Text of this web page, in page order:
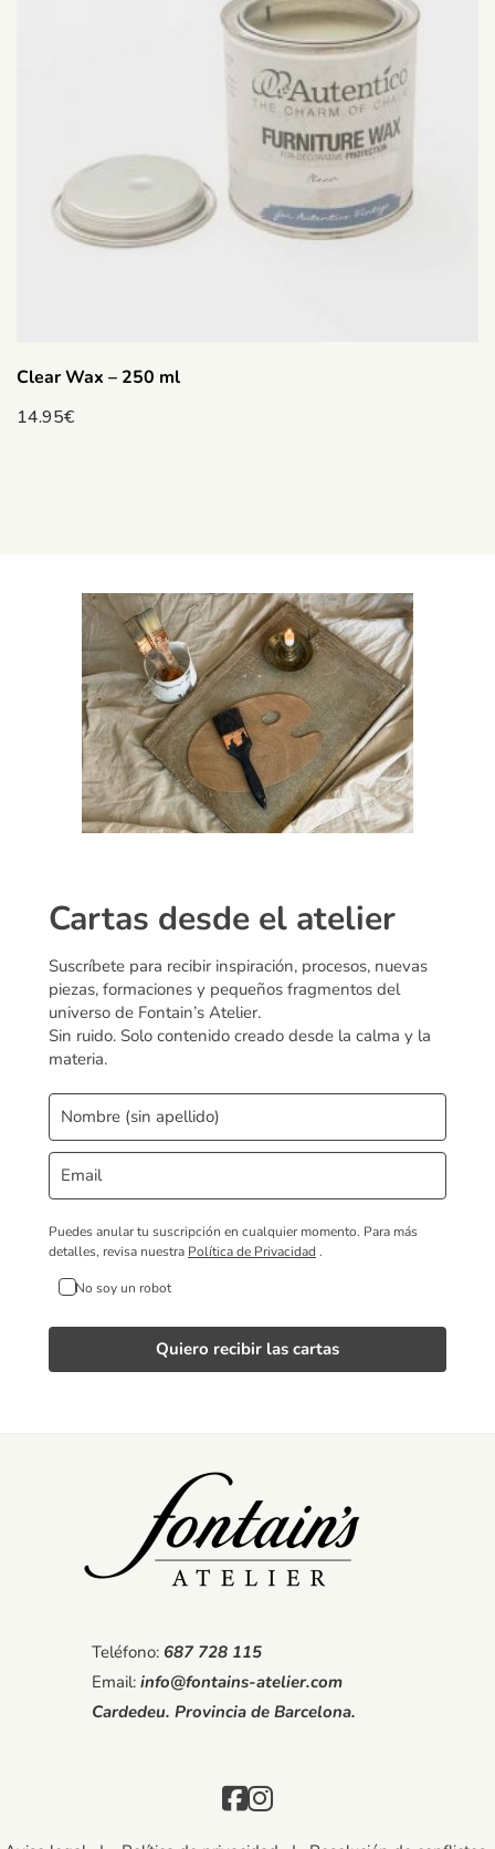
Clear Wax – 250 ml
14.95€
Cartas desde el atelier
Suscríbete para recibir inspiración, procesos, nuevas
piezas, formaciones y pequeños fragmentos del
universo de Fontain’s Atelier.
Sin ruido. Solo contenido creado desde la calma y la
materia.
Puedes anular tu suscripción en cualquier momento. Para más
detalles, revisa nuestra Política de Privacidad .
No soy un robot
Quiero recibir las cartas
Teléfono: 687 728 115
Email: info@fontains-atelier.com
Cardedeu. Provincia de Barcelona.